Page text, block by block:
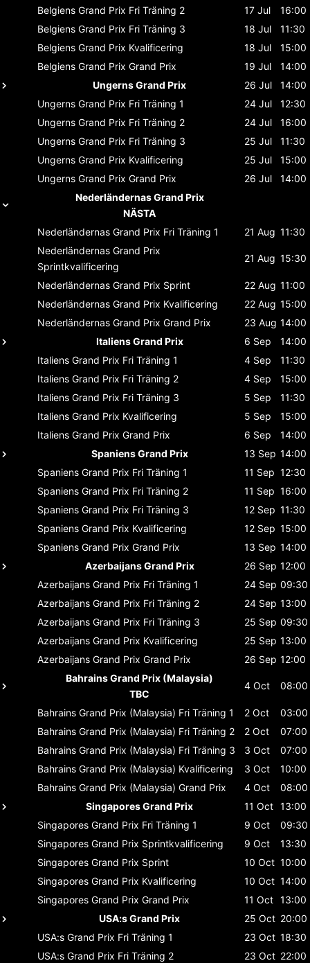
Belgiens Grand Prix Fri Träning 2 17 Jul
16:00
Belgiens Grand Prix Fri Träning 3 18 Jul
11:30
Belgiens Grand Prix Kvalificering 18 Jul
15:00
Belgiens Grand Prix Grand Prix 19 Jul
14:00
Ungerns Grand Prix
26 Jul
14:00
Ungerns Grand Prix Fri Träning 1 24 Jul
12:30
Ungerns Grand Prix Fri Träning 2 24 Jul
16:00
Ungerns Grand Prix Fri Träning 3 25 Jul
11:30
Ungerns Grand Prix Kvalificering 25 Jul
15:00
Ungerns Grand Prix Grand Prix 26 Jul
14:00
Nederländernas Grand Prix
NÄSTA
Nederländernas Grand Prix Fri Träning 1 21 Aug 11:30
Nederländernas Grand Prix
Sprintkvalificering
21 Aug 15:30
Nederländernas Grand Prix Sprint 22 Aug 11:00
Nederländernas Grand Prix Kvalificering 22 Aug 15:00
Nederländernas Grand Prix Grand Prix 23 Aug 14:00
Italiens Grand Prix
6 Sep
14:00
Italiens Grand Prix Fri Träning 1 4 Sep
11:30
Italiens Grand Prix Fri Träning 2 4 Sep
15:00
Italiens Grand Prix Fri Träning 3 5 Sep
11:30
Italiens Grand Prix Kvalificering 5 Sep
15:00
Italiens Grand Prix Grand Prix 6 Sep
14:00
Spaniens Grand Prix
13 Sep 14:00
Spaniens Grand Prix Fri Träning 1 11 Sep 12:30
Spaniens Grand Prix Fri Träning 2 11 Sep 16:00
Spaniens Grand Prix Fri Träning 3 12 Sep 11:30
Spaniens Grand Prix Kvalificering 12 Sep 15:00
Spaniens Grand Prix Grand Prix 13 Sep 14:00
Azerbaijans Grand Prix
26 Sep 12:00
Azerbaijans Grand Prix Fri Träning 1 24 Sep 09:30
Azerbaijans Grand Prix Fri Träning 2 24 Sep 13:00
Azerbaijans Grand Prix Fri Träning 3 25 Sep 09:30
Azerbaijans Grand Prix Kvalificering 25 Sep 13:00
Azerbaijans Grand Prix Grand Prix 26 Sep 12:00
Bahrains Grand Prix (Malaysia)
TBC
4 Oct 08:00
Bahrains Grand Prix (Malaysia) Fri Träning 1 2 Oct
03:00
Bahrains Grand Prix (Malaysia) Fri Träning 2 2 Oct
07:00
Bahrains Grand Prix (Malaysia) Fri Träning 3 3 Oct
07:00
Bahrains Grand Prix (Malaysia) Kvalificering 3 Oct
10:00
Bahrains Grand Prix (Malaysia) Grand Prix 4 Oct
08:00
Singapores Grand Prix
11 Oct 13:00
Singapores Grand Prix Fri Träning 1 9 Oct
09:30
Singapores Grand Prix Sprintkvalificering 9 Oct
13:30
Singapores Grand Prix Sprint 10 Oct 10:00
Singapores Grand Prix Kvalificering 10 Oct 14:00
Singapores Grand Prix Grand Prix 11 Oct 13:00
USA:s Grand Prix
25 Oct 20:00
USA:s Grand Prix Fri Träning 1 23 Oct 18:30
USA:s Grand Prix Fri Träning 2 23 Oct 22:00